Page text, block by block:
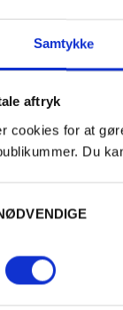
Samtykke
aftryk
cookies for at
Du
other people of